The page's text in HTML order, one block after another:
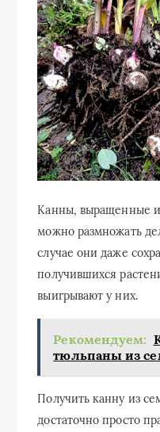
Канны, выращенные
можно размножать
случае они даже
получившихся
выигрывают у них.
Рекомендуем:
тюльпаны из
Получить канну из
достаточно просто